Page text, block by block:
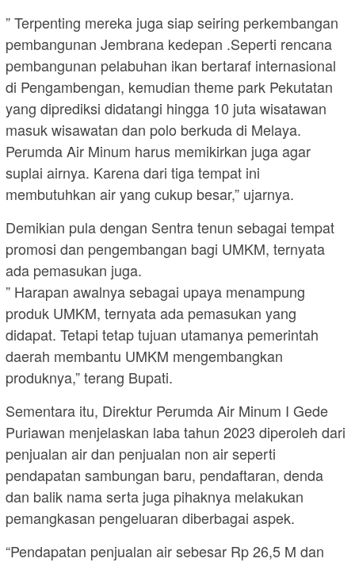
” Terpenting mereka juga siap seiring perkembangan
pembangunan Jembrana kedepan .Seperti rencana
pembangunan pelabuhan ikan bertaraf internasional
di Pengambengan, kemudian theme park Pekutatan
yang diprediksi didatangi hingga 10 juta wisatawan
masuk wisawatan dan polo berkuda di Melaya.
Perumda Air Minum harus memikirkan juga agar
suplai airnya. Karena dari tiga tempat ini
membutuhkan air yang cukup besar,” ujarnya.
Demikian pula dengan Sentra tenun sebagai tempat
promosi dan pengembangan bagi UMKM, ternyata
ada pemasukan juga.
” Harapan awalnya sebagai upaya menampung
produk UMKM, ternyata ada pemasukan yang
didapat. Tetapi tetap tujuan utamanya pemerintah
daerah membantu UMKM mengembangkan
produknya,” terang Bupati.
Sementara itu, Direktur Perumda Air Minum I Gede
Puriawan menjelaskan laba tahun 2023 diperoleh dari
penjualan air dan penjualan non air seperti
pendapatan sambungan baru, pendaftaran, denda
dan balik nama serta juga pihaknya melakukan
pemangkasan pengeluaran diberbagai aspek.
“Pendapatan penjualan air sebesar Rp 26,5 M dan